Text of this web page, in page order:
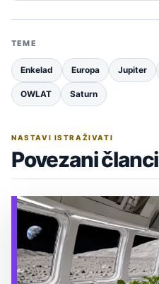
TEME
Enkelad Europa Jupiter
OWLAT Saturn
NASTAVI ISTRAŽIVATI
Povezani članci